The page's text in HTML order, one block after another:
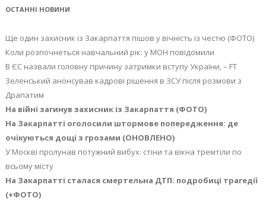
ОСТАННІ НОВИНИ
Ще один захисник із Закарпаття пішов у вічність із честю (ФОТО)
Коли розпочнеться навчальний рік: у МОН повідомили
В ЄС назвали головну причину затримки вступу України, – FT
Зеленський анонсував кадрові рішення в ЗСУ після розмови з
Драпатим
На війні загинув захисник із Закарпаття (ФОТО)
На Закарпатті оголосили штормове попередження: де
очікуються дощі з грозами (ОНОВЛЕНО)
У Москві пролунав потужний вибух: стіни та вікна тремтіли по
всьому місту
На Закарпатті сталася смертельна ДТП: подробиці трагедії
(+ФОТО)